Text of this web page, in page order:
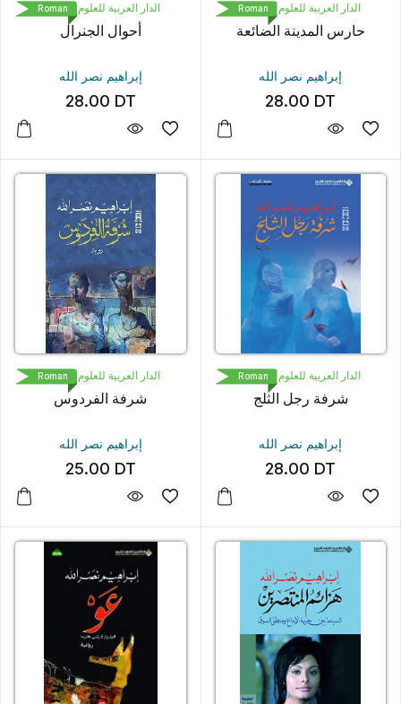
الدار العربية للعلوم ناشرون
أحوال الجنرال
إبراهيم نصر الله
28.00 DT
Roman الدار العربية للعلوم ناشرون
حارس المدينة الضائعة
إبراهيم نصر الله
28.00 DT
Roman
الدار العربية للعلوم ناشرون
شرفة الفردوس
إبراهيم نصر الله
25.00 DT
Roman الدار العربية للعلوم ناشرون
شرفة رجل الثلج
إبراهيم نصر الله
28.00 DT
Roman